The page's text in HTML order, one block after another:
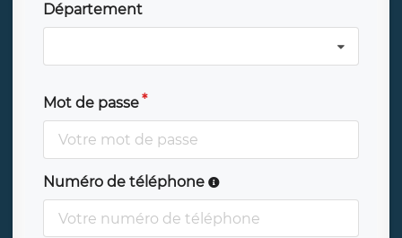
Département
Mot de passe
Numéro de téléphone